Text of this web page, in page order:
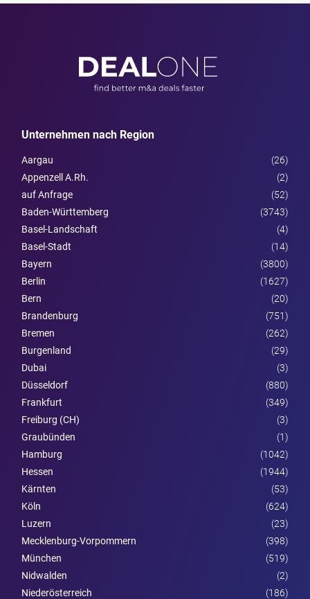
Unternehmen nach Region
Aargau
(26)
Appenzell A.Rh.
(2)
auf Anfrage
(52)
Baden-Württemberg
(3743)
Basel-Landschaft
(4)
Basel-Stadt
(14)
Bayern
(3800)
Berlin
(1627)
Bern
(20)
Brandenburg
(751)
Bremen
(262)
Burgen­land
(29)
Dubai
(3)
Düsseldorf
(880)
Frankfurt
(349)
Freiburg (CH)
(3)
Graubünden
(1)
Hamburg
(1042)
Hessen
(1944)
Kärnten
(53)
Köln
(624)
Luzern
(23)
Mecklenburg-Vorpommern
(398)
München
(519)
Nidwalden
(2)
Nieder­österreich
(186)